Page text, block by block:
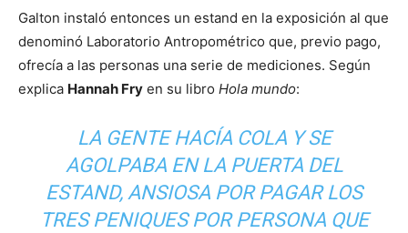
Galton instaló entonces un estand en la exposición al que
denominó Laboratorio Antropométrico que, previo pago,
ofrecía a las personas una serie de mediciones. Según
explica Hannah Fry en su libro Hola mundo:
LA GENTE HACÍA COLA Y SE
AGOLPABA EN LA PUERTA DEL
ESTAND, ANSIOSA POR PAGAR LOS
TRES PENIQUES POR PERSONA QUE